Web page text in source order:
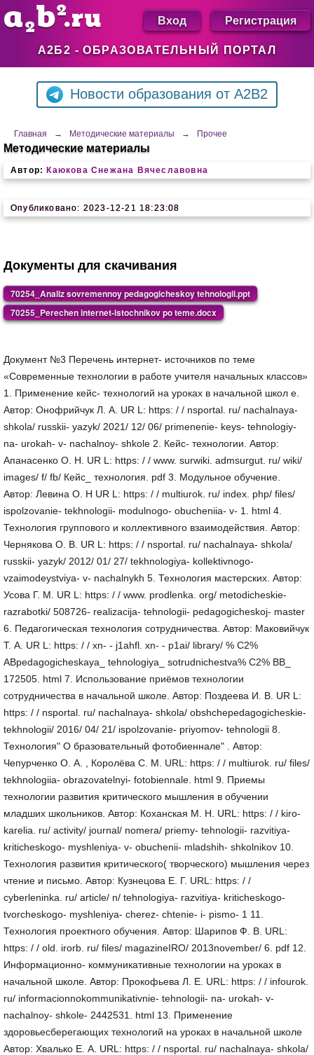
А2Б2 - ОБРАЗОВАТЕЛЬНЫЙ ПОРТАЛ
Вход Регистрация
Новости образования от A2B2
Главная → Методические материалы → Прочее
Методические материалы
Автор: Каюкова Снежана Вячеславовна
Опубликовано: 2023-12-21 18:23:08
Документы для скачивания
70254_Analiz sovremennoy pedagogicheskoy tehnologii.ppt
70255_Perechen internet-istochnikov po teme.docx
Документ №3 Перечень интернет- источников по теме
«Современные технологии в работе учителя начальных классов»
1. Применение кейс- технологий на уроках в начальной школ е.
Автор: Онофрийчук Л. А. UR L: https: / / nsportal. ru/ nachalnaya-
shkola/ russkii- yazyk/ 2021/ 12/ 06/ primenenie- keys- tehnologiy-
na- urokah- v- nachalnoy- shkole 2. Кейс- технологии. Автор:
Апанасенко О. Н. UR L: https: / / www. surwiki. admsurgut. ru/ wiki/
images/ f/ fb/ Кейс_ технология. pdf 3. Модульное обучение.
Автор: Левина О. Н UR L: https: / / multiurok. ru/ index. php/ files/
ispolzovanie- tekhnologii- modulnogo- obucheniia- v- 1. html 4.
Технология группового и коллективного взаимодействия. Автор:
Чернякова О. В. UR L: https: / / nsportal. ru/ nachalnaya- shkola/
russkii- yazyk/ 2012/ 01/ 27/ tekhnologiya- kollektivnogo-
vzaimodeystviya- v- nachalnykh 5. Технология мастерских. Автор:
Усова Г. М. UR L: https: / / www. prodlenka. org/ metodicheskie-
razrabotki/ 508726- realizacija- tehnologii- pedagogicheskoj- master
6. Педагогическая технология сотрудничества. Автор: Маковийчук
Т. А. UR L: https: / / xn- - j1ahfl. xn- - p1ai/ library/ % C2%
ABpedagogicheskaya_ tehnologiya_ sotrudnichestva% C2% BB_
172505. html 7. Использование приёмов технологии
сотрудничества в начальной школе. Автор: Поздеева И. В. UR L:
https: / / nsportal. ru/ nachalnaya- shkola/ obshchepedagogicheskie-
tekhnologii/ 2016/ 04/ 21/ ispolzovanie- priyomov- tehnologii 8.
Технология" О бразовательный фотобиеннале" . Автор:
Чепурченко О. А. , Королёва С. М. URL: https: / / multiurok. ru/ files/
tekhnologiia- obrazovatelnyi- fotobiennale. html 9. Приемы
технологии развития критического мышления в обучении
младших школьников. Автор: Коханская М. Н. URL: https: / / kiro-
karelia. ru/ activity/ journal/ nomera/ priemy- tehnologii- razvitiya-
kriticheskogo- myshleniya- v- obuchenii- mladshih- shkolnikov 10.
Технология развития критического( творческого) мышления через
чтение и письмо. Автор: Кузнецова Е. Г. URL: https: / /
cyberleninka. ru/ article/ n/ tehnologiya- razvitiya- kriticheskogo-
tvorcheskogo- myshleniya- cherez- chtenie- i- pismo- 1 11.
Технология проектного обучения. Автор: Шарипов Ф. В. URL:
https: / / old. irorb. ru/ files/ magazineIRO/ 2013november/ 6. pdf 12.
Информационно- коммуникативные технологии на уроках в
начальной школе. Автор: Прокофьева Л. Е. URL: https: / / infourok.
ru/ informacionnokommunikativnie- tehnologii- na- urokah- v-
nachalnoy- shkole- 2442531. html 13. Применение
здоровьесберегающих технологий на уроках в начальной школе
Автор: Хвалько Е. А. URL: https: / / nsportal. ru/ nachalnaya- shkola/